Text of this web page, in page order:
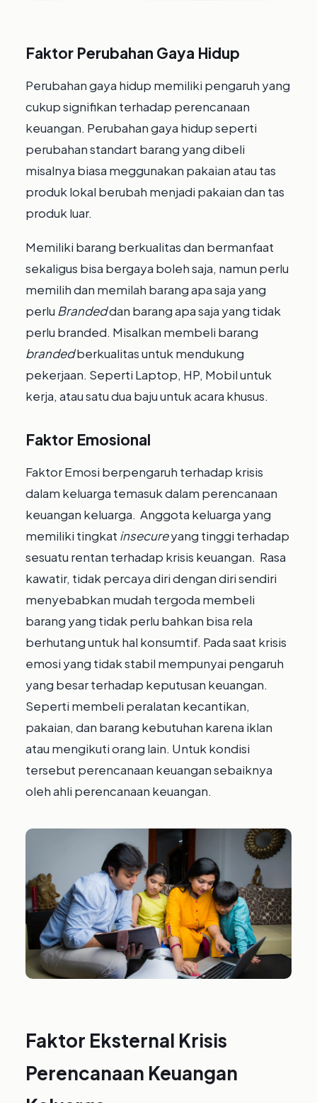
Faktor Perubahan Gaya Hidup
Perubahan gaya hidup memiliki pengaruh yang
cukup signifikan terhadap perencanaan
keuangan. Perubahan gaya hidup seperti
perubahan standart barang yang dibeli
misalnya biasa meggunakan pakaian atau tas
produk lokal berubah menjadi pakaian dan tas
produk luar.
Memiliki barang berkualitas dan bermanfaat
sekaligus bisa bergaya boleh saja, namun perlu
memilih dan memilah barang apa saja yang
perlu Brandeddan barang apa saja yang tidak
perlu branded. Misalkan membeli barang
brandedberkualitas untuk mendukung
pekerjaan. Seperti Laptop, HP, Mobil untuk
kerja, atau satu dua baju untuk acara khusus.
Faktor Emosional
Faktor Emosi berpengaruh terhadap krisis
dalam keluarga temasuk dalam perencanaan
keuangan keluarga. Anggota keluarga yang
memiliki tingkat insecureyang tinggi terhadap
sesuatu rentan terhadap krisis keuangan. Rasa
kawatir, tidak percaya diri dengan diri sendiri
menyebabkan mudah tergoda membeli
barang yang tidak perlu bahkan bisa rela
berhutang untuk hal konsumtif. Pada saat krisis
emosi yang tidak stabil mempunyai pengaruh
yang besar terhadap keputusan keuangan.
Seperti membeli peralatan kecantikan,
pakaian, dan barang kebutuhan karena iklan
atau mengikuti orang lain. Untuk kondisi
tersebut perencanaan keuangan sebaiknya
oleh ahli perencanaan keuangan.
Faktor Eksternal Krisis
Perencanaan Keuangan